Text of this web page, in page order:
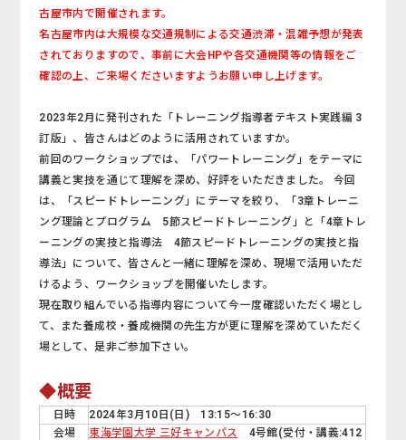
古屋市内で開催されます。
名古屋市内は大規模な交通規制による交通渋滞・混雑予想が発表
されておりますので、事前に大会HPや各交通機関等の情報をご
確認の上、ご来場くださいますようお願い申し上げます。
2023年2月に発刊された「トレーニング指導者テキスト実践編 3
訂版」、皆さんはどのように活用されていますか。
前回のワークショップでは、「パワートレーニング」をテーマに
講義と実技を通じて理解を深め、好評をいただきました。 今回
は、「スピードトレーニング」にテーマを絞り、「3章トレーニ
ング理論とプログラム 5節スピードトレーニング」と「4章トレ
ーニングの実技と指導法 4節スピードトレーニングの実技と指
導法」について、皆さんと一緒に理解を深め、現場で活用いただ
けるよう、ワークショップを開催いたします。
現在取り組んでいる指導内容について今一度確認いただく場とし
て、また養成校・養成機関の先生方が更に理解を深めていただく
場として、是非ご参加下さい。
◆概要
日時
2024年3月10日(日) 13:15～16:30
会場
東海学園大学 三好キャンパス 4号館(受付・講義:412